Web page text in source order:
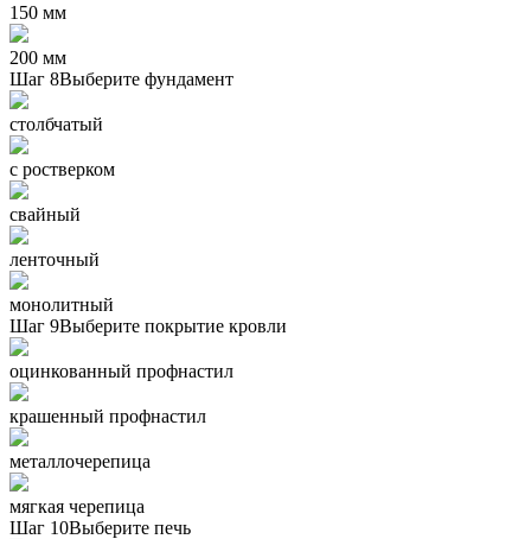
150 мм
200 мм
Шаг 8Выберите фундамент
столбчатый
с ростверком
свайный
ленточный
монолитный
Шаг 9Выберите покрытие кровли
оцинкованный профнастил
крашенный профнастил
металлочерепица
мягкая черепица
Шаг 10Выберите печь